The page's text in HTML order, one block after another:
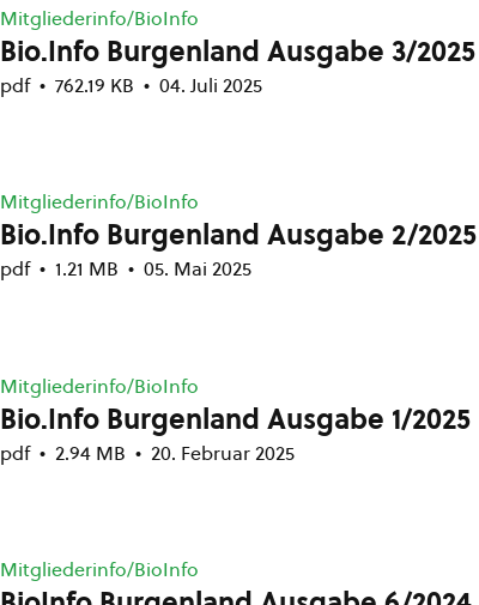
Mitgliederinfo/BioInfo
Bio.Info Burgenland Ausgabe 3/2025
pdf 762.19 KB 04. Juli 2025
Mitgliederinfo/BioInfo
Bio.Info Burgenland Ausgabe 2/2025
pdf 1.21 MB 05. Mai 2025
Mitgliederinfo/BioInfo
Bio.Info Burgenland Ausgabe 1/2025
pdf 2.94 MB 20. Februar 2025
Mitgliederinfo/BioInfo